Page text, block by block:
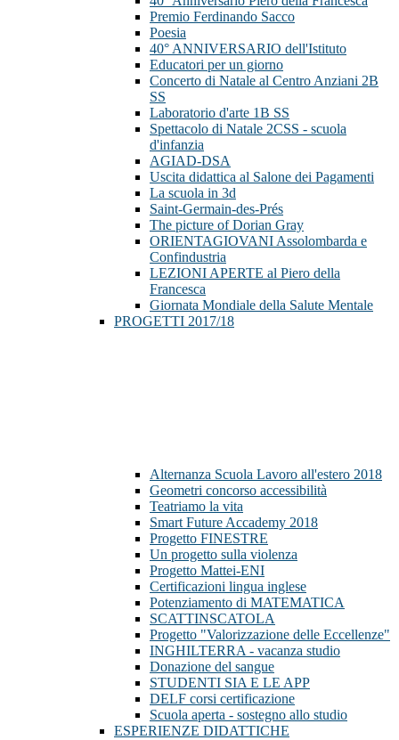
Premio Ferdinando Sacco
Poesia
40° ANNIVERSARIO dell'Istituto
Educatori per un giorno
Concerto di Natale al Centro Anziani 2B
SS
Laboratorio d'arte 1B SS
Spettacolo di Natale 2CSS - scuola
d'infanzia
AGIAD-DSA
Uscita didattica al Salone dei Pagamenti
La scuola in 3d
Saint-Germain-des-Prés
The picture of Dorian Gray
ORIENTAGIOVANI Assolombarda e
Confindustria
LEZIONI APERTE al Piero della
Francesca
Giornata Mondiale della Salute Mentale
PROGETTI 2017/18
Alternanza Scuola Lavoro all'estero 2018
Geometri concorso accessibilità
Teatriamo la vita
Smart Future Accademy 2018
Progetto FINESTRE
Un progetto sulla violenza
Progetto Mattei-ENI
Certificazioni lingua inglese
Potenziamento di MATEMATICA
SCATTINSCATOLA
Progetto "Valorizzazione delle Eccellenze"
INGHILTERRA - vacanza studio
Donazione del sangue
STUDENTI SIA E LE APP
DELF corsi certificazione
Scuola aperta - sostegno allo studio
ESPERIENZE DIDATTICHE